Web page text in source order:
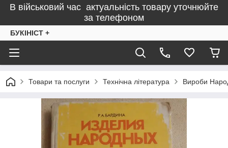
В військовий час актуальність товару уточнюйте
за телефоном
БУКІНІСТ +
Товари та послуги Технічна література Вироби